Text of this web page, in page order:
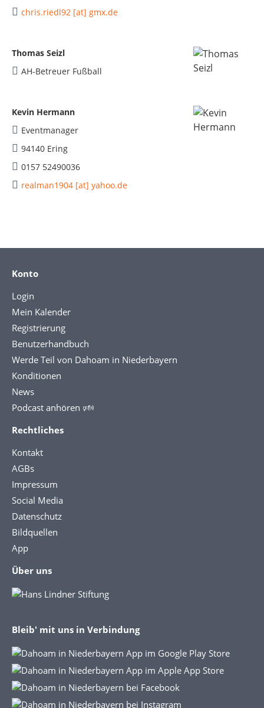
chris.riedl92 [at] gmx.de
Thomas Seizl
AH-Betreuer Fußball
Kevin Hermann
Eventmanager
94140 Ering
0157 52490036
realman1904 [at] yahoo.de
Konto
Login
Mein Kalender
Registrierung
Benutzerhandbuch
Werde Teil von Dahoam in Niederbayern
Konditionen
News
Podcast anhören 🕬
Rechtliches
Kontakt
AGBs
Impressum
Social Media
Datenschutz
Bildquellen
App
Über uns
Bleib' mit uns in Verbindung